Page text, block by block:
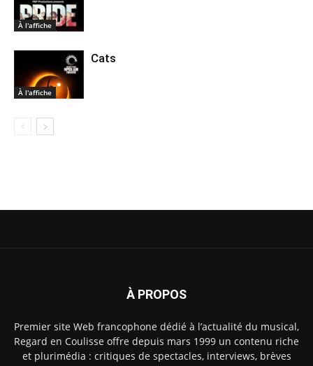
À l'affiche
À l'affiche
Cats
À PROPOS
Premier site Web francophone dédié à l’actualité du musical,
Regard en Coulisse offre depuis mars 1999 un contenu riche
et plurimédia : critiques de spectacles, interviews, brèves